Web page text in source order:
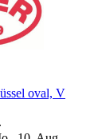
oval, V